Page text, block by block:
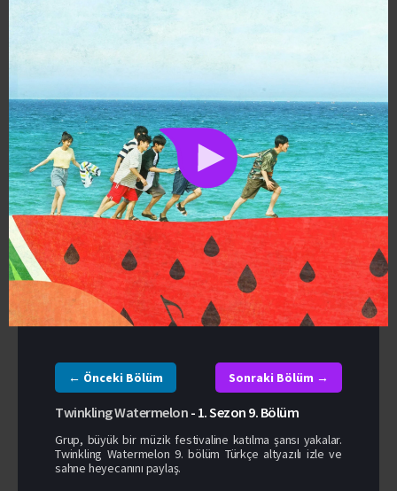
Seçenekler 4
DiziRest
Vidmoly
Okru
Mega
← Önceki Bölüm Sonraki Bölüm →
Twinkling Watermelon - 1. Sezon 9. Bölüm
Grup, büyük bir müzik festivaline katılma şansı yakalar.
Twinkling Watermelon 9. bölüm Türkçe altyazılı izle ve
sahne heyecanını paylaş.